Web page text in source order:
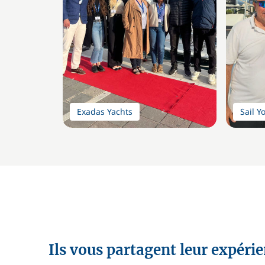
Exadas Yachts Sail
Ils vous partagent leur